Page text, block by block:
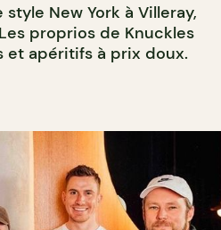
New York à Villeray,
proprios de Knuckles
et apéritifs à prix doux.